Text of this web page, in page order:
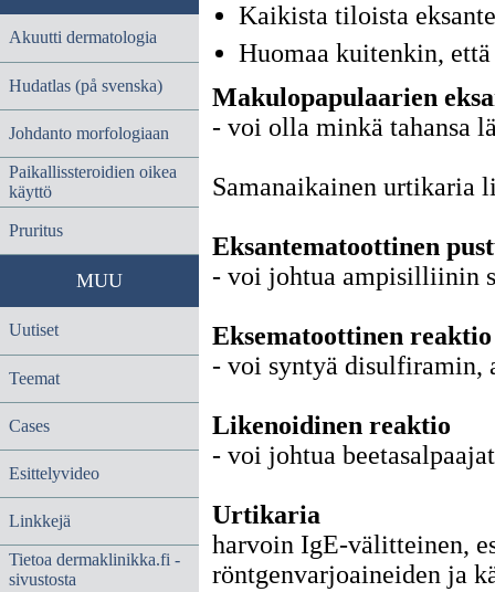
Akuutti dermatologia
Hudatlas (på svenska)
Johdanto morfologiaan
Paikallissteroidien oikea
käyttö
Pruritus
MUU
Uutiset
Teemat
Cases
Esittelyvideo
Linkkejä
Tietoa dermaklinikka.fi -
sivustosta
Kaikista tiloista
Huomaa kuitenkin,
Makulopapulaarien
- voi olla minkä tahansa
Samanaikainen urtikaria
Eksantematoottinen
- voi johtua ampisilliinin
Eksematoottinen reaktio
- voi syntyä disulfiramin,
Likenoidinen reaktio
- voi johtua
Urtikaria
harvoin IgE-välitteinen,
röntgenvarjoaineiden ja